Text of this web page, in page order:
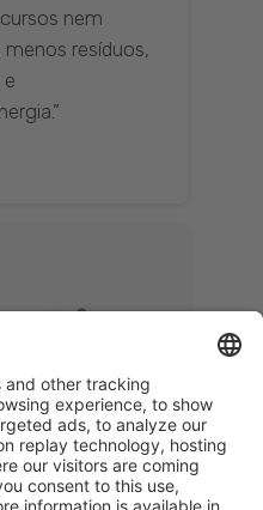
nem
menos resíduos,